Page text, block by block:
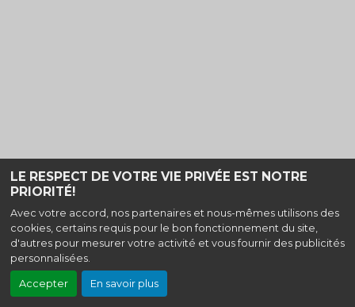
LE RESPECT DE VOTRE VIE PRIVÉE EST NOTRE
PRIORITÉ!
Avec votre accord, nos partenaires et nous-mêmes utilisons des
cookies, certains requis pour le bon fonctionnement du site,
d'autres pour mesurer votre activité et vous fournir des publicités
personnalisées.
Accepter En savoir plus